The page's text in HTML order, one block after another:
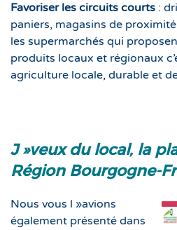
Favoriser les circuits courts :
paniers, magasins de
les supermarchés qui
produits locaux et régionaux
agriculture locale, durable et
J »veux du local, la
Région Bourgogne-
Nous vous l »avions
également présenté dans